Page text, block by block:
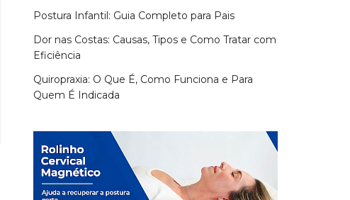
Postura Infantil: Guia Completo para Pais
Dor nas Costas: Causas, Tipos e Como Tratar com
Eficiência
Quiropraxia: O Que É, Como Funciona e Para
Quem É Indicada